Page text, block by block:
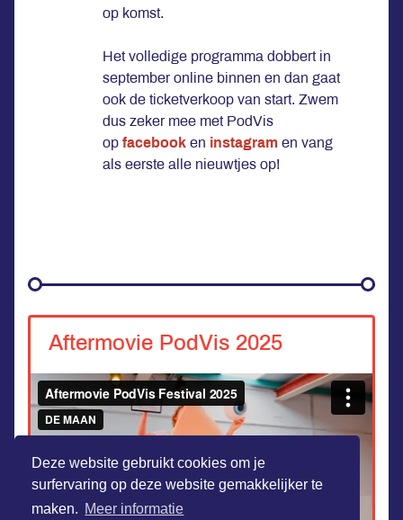
Deze website gebruikt cookies om je
surfervaring op deze website gemakkelijker te
maken. Meer informatie
op komst.
Het volledige programma dobbert in
september online binnen en dan gaat
ook de ticketverkoop van start. Zwem
dus zeker mee met PodVis
op facebook en instagramen vang
als eerste alle nieuwtjes op!
Aftermovie PodVis 2025